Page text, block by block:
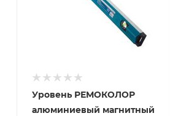
Уровень РЕМОКОЛОР
алюминиевый магнитный